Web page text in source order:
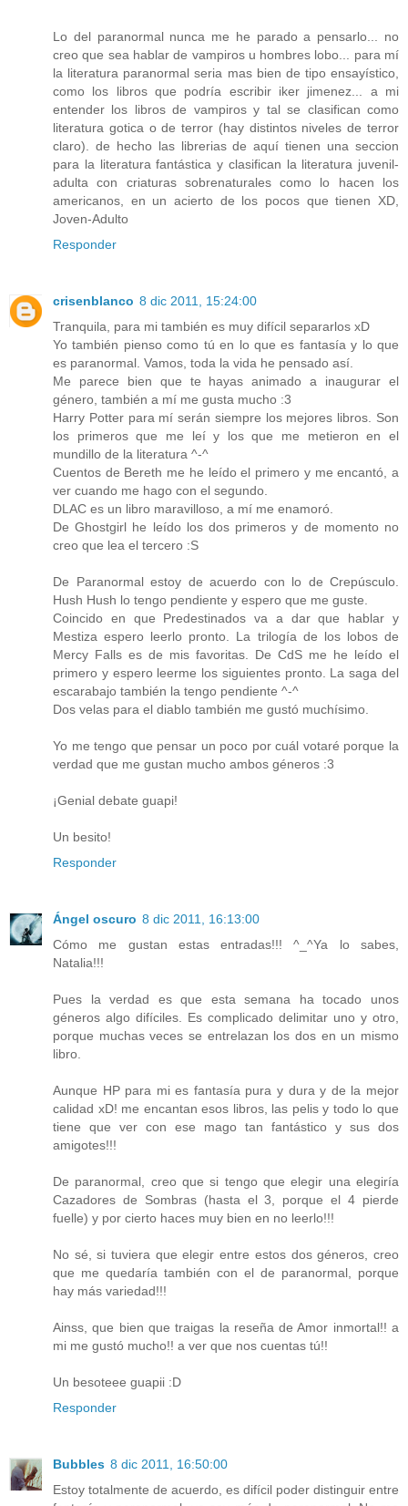
Lo del paranormal nunca me he parado a pensarlo... no
creo que sea hablar de vampiros u hombres lobo... para mí
la literatura paranormal seria mas bien de tipo ensayístico,
como los libros que podría escribir iker jimenez... a mi
entender los libros de vampiros y tal se clasifican como
literatura gotica o de terror (hay distintos niveles de terror
claro). de hecho las librerias de aquí tienen una seccion
para la literatura fantástica y clasifican la literatura juvenil-
adulta con criaturas sobrenaturales como lo hacen los
americanos, en un acierto de los pocos que tienen XD,
Joven-Adulto
Responder
crisenblanco 8 dic 2011, 15:24:00
Tranquila, para mi también es muy difícil separarlos xD
Yo también pienso como tú en lo que es fantasía y lo que
es paranormal. Vamos, toda la vida he pensado así.
Me parece bien que te hayas animado a inaugurar el
género, también a mí me gusta mucho :3
Harry Potter para mí serán siempre los mejores libros. Son
los primeros que me leí y los que me metieron en el
mundillo de la literatura ^-^
Cuentos de Bereth me he leído el primero y me encantó, a
ver cuando me hago con el segundo.
DLAC es un libro maravilloso, a mí me enamoró.
De Ghostgirl he leído los dos primeros y de momento no
creo que lea el tercero :S
De Paranormal estoy de acuerdo con lo de Crepúsculo.
Hush Hush lo tengo pendiente y espero que me guste.
Coincido en que Predestinados va a dar que hablar y
Mestiza espero leerlo pronto. La trilogía de los lobos de
Mercy Falls es de mis favoritas. De CdS me he leído el
primero y espero leerme los siguientes pronto. La saga del
escarabajo también la tengo pendiente ^-^
Dos velas para el diablo también me gustó muchísimo.
Yo me tengo que pensar un poco por cuál votaré porque la
verdad que me gustan mucho ambos géneros :3
¡Genial debate guapi!
Un besito!
Responder
Ángel oscuro 8 dic 2011, 16:13:00
Cómo me gustan estas entradas!!! ^_^Ya lo sabes,
Natalia!!!
Pues la verdad es que esta semana ha tocado unos
géneros algo difíciles. Es complicado delimitar uno y otro,
porque muchas veces se entrelazan los dos en un mismo
libro.
Aunque HP para mi es fantasía pura y dura y de la mejor
calidad xD! me encantan esos libros, las pelis y todo lo que
tiene que ver con ese mago tan fantástico y sus dos
amigotes!!!
De paranormal, creo que si tengo que elegir una elegiría
Cazadores de Sombras (hasta el 3, porque el 4 pierde
fuelle) y por cierto haces muy bien en no leerlo!!!
No sé, si tuviera que elegir entre estos dos géneros, creo
que me quedaría también con el de paranormal, porque
hay más variedad!!!
Ainss, que bien que traigas la reseña de Amor inmortal!! a
mi me gustó mucho!! a ver que nos cuentas tú!!
Un besoteee guapii :D
Responder
Bubbles 8 dic 2011, 16:50:00
Estoy totalmente de acuerdo, es difícil poder distinguir entre